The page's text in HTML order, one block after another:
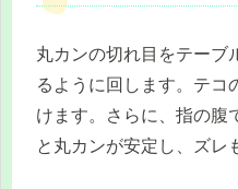
丸カンの切れ目をテーブ
るように回します。テコ
けます。さらに、指の腹
と丸カンが安定し、ズレ